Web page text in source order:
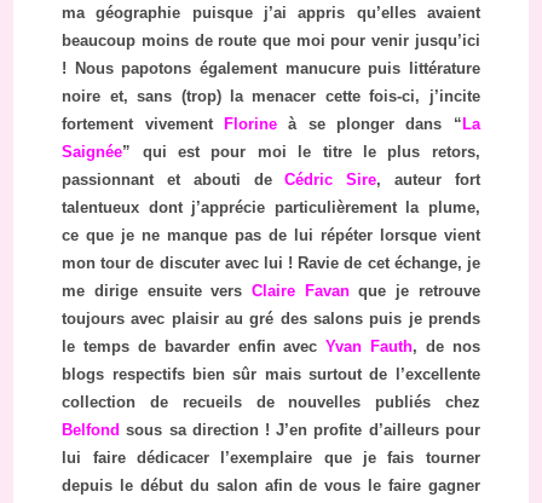
ma géographie puisque j’ai appris qu’elles avaient
beaucoup moins de route que moi pour venir jusqu’ici
! Nous papotons également manucure puis littérature
noire et, sans (trop) la menacer cette fois-ci, j’incite
fortement vivement
Florineà se plonger dans “ La
Saignée” qui est pour moi le titre le plus retors,
passionnant et abouti deCédric Sire, auteur fort
talentueux dont j’apprécie particulièrement la plume,
ce que je ne manque pas de lui répéter lorsque vient
mon tour de discuter avec lui ! Ravie de cet échange, je
me dirige ensuite vers Claire Favanque je retrouve
toujours avec plaisir au gré des salons puis je prends
le temps de bavarder enfin avecYvan Fauth, de nos
blogs respectifs bien sûr mais surtout de l’excellente
collection de recueils de nouvelles publiés chez
Belfond sous sa direction ! J’en profite d’ailleurs pour
lui faire dédicacer l’exemplaire que je fais tourner
depuis le début du salon afin de vous le faire gagner